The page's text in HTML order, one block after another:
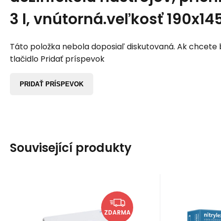
3 l, vnútorná.veľkosť
Táto položka nebola doposiaľ diskutovaná. Ak chcete
tlačidlo Pridať príspevok
PRIDAŤ PRÍSPEVOK
Související produkty
ZDARMA
Vaňa na dezinfekciu
nástrojov / biele
SCH144307
sch144307
EUR
Na sklade u dodávateľa
Vaňa na dezinfekciu
Nitrilové